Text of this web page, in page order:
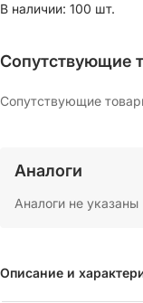
В наличии: 100 шт.
Сопутствующие
Сопутствующие
Аналоги
Аналоги не указаны
Описание и